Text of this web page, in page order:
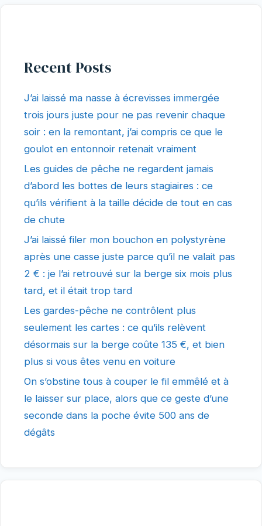
Recent Posts
J’ai laissé ma nasse à écrevisses immergée
trois jours juste pour ne pas revenir chaque
soir : en la remontant, j’ai compris ce que le
goulot en entonnoir retenait vraiment
Les guides de pêche ne regardent jamais
d’abord les bottes de leurs stagiaires : ce
qu’ils vérifient à la taille décide de tout en cas
de chute
J’ai laissé filer mon bouchon en polystyrène
après une casse juste parce qu’il ne valait pas
2 € : je l’ai retrouvé sur la berge six mois plus
tard, et il était trop tard
Les gardes-pêche ne contrôlent plus
seulement les cartes : ce qu’ils relèvent
désormais sur la berge coûte 135 €, et bien
plus si vous êtes venu en voiture
On s’obstine tous à couper le fil emmêlé et à
le laisser sur place, alors que ce geste d’une
seconde dans la poche évite 500 ans de
dégâts